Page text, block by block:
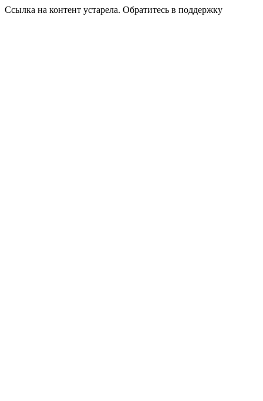
Ссылка на контент устарела. Обратитесь в поддержку